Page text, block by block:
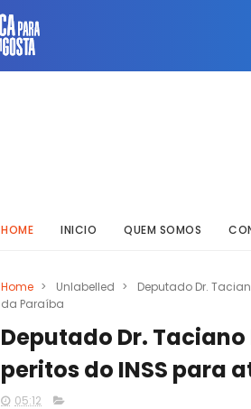
HOME INICIO QUEM SOMOS
Home > Unlabelled >
Deputado Dr.
da Paraíba
Deputado Dr.
peritos do INSS para
05:12